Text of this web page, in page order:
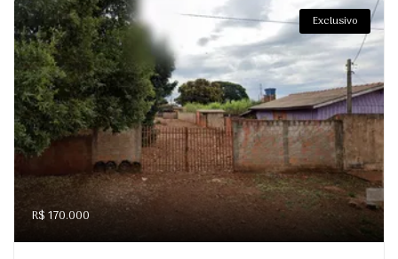
Exclusivo
R$ 170.000